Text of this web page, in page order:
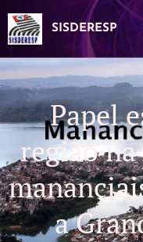
SISDERESP
Papel
região
a